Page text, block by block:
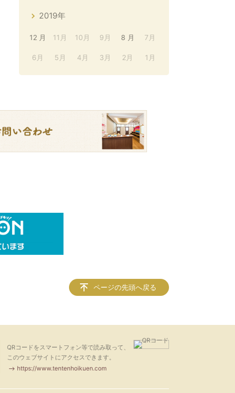
2019年
12 月 11月 10月 9月 8 月 7月
6月 5月 4月 3月 2月 1月
ページの先頭へ戻る
QRコードをスマートフォン等で読み取って、
このウェブサイトにアクセスできます。
https://www.tentenhoikuen.com